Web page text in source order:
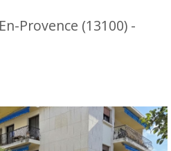
Provence (13100) -